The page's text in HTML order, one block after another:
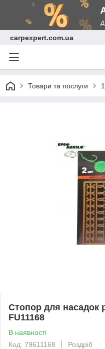
carpexpert.com.ua
Товари та послуги
Стопор для насадок
FU11168
В наявності
Код: 79611168
Роздріб